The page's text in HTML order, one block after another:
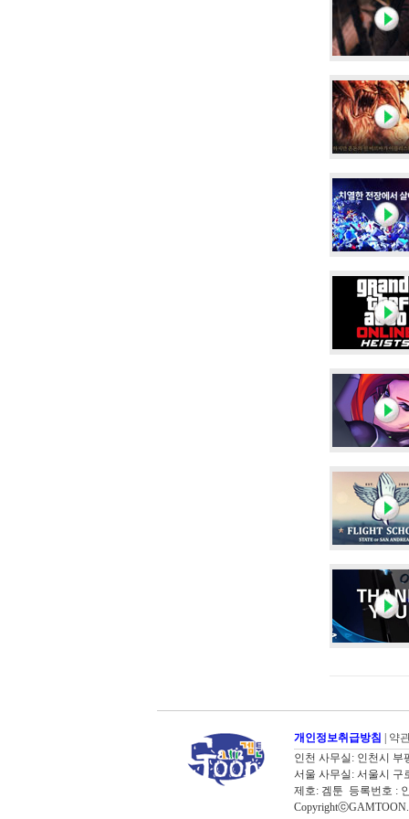
개인정보취급방침
약
인천 사무실: 인천시 부
서울 사무실: 서울시 구
제호: 겜툰 등록번호 :
CopyrightⓒGAMTOON.